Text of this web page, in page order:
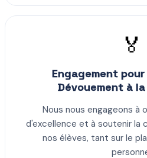
🏅
Engagement
Dévouement à
Nous nous engageons à
d'excellence et à soutenir la
nos élèves, tant sur le